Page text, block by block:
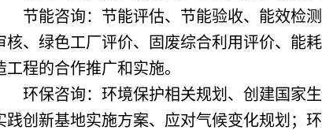
节能咨询：节能评估、节能验收、能效检
核、绿色工厂评价、固废综合利用评价、能
工程的合作推广和实施。
环保咨询：环境保护相关规划、创建国家
践创新基地实施方案、应对气候变化规划；